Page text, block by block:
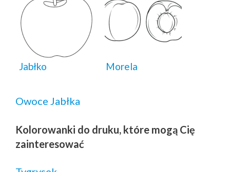
Jabłko Morela
Owoce Jabłka
Kolorowanki do druku, które mogą Cię
zainteresować